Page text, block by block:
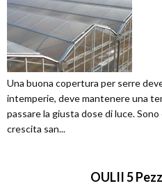
Una buona copertura per serre
intemperie, deve mantenere una
passare la giusta dose di luce.
crescita san...
OULII 5